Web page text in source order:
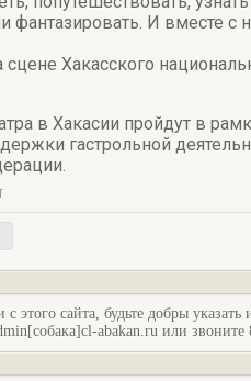
фантазировать. И вместе с
Хакасского
в Хакасии пройдут в
гастрольной
этого сайта, будьте добры
abakan.ru или звоните